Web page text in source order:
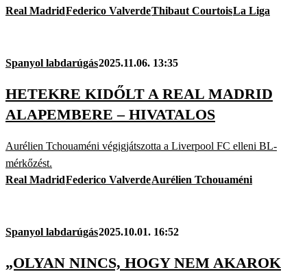
Real MadridFederico ValverdeThibaut CourtoisLa Liga
Spanyol labdarúgás2025.11.06. 13:35
HETEKRE KIDŐLT A REAL MADRID
ALAPEMBERE – HIVATALOS
Aurélien Tchouaméni végigjátszotta a Liverpool FC elleni BL-
mérkőzést.
Real MadridFederico ValverdeAurélien Tchouaméni
Spanyol labdarúgás2025.10.01. 16:52
„OLYAN NINCS, HOGY NEM AKAROK